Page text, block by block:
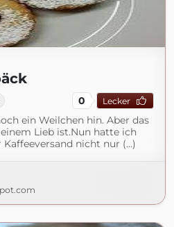
0 Lecker
ein Weilchen hin. Aber das
Lieb ist.Nun hatte ich
nicht nur (...)